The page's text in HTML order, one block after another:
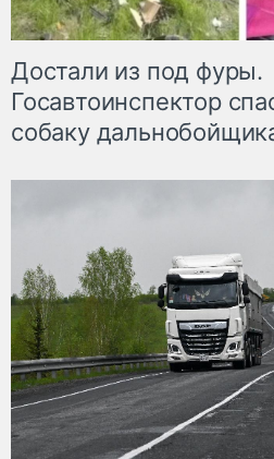
Достали из под фуры.
Госавтоинспектор
собаку